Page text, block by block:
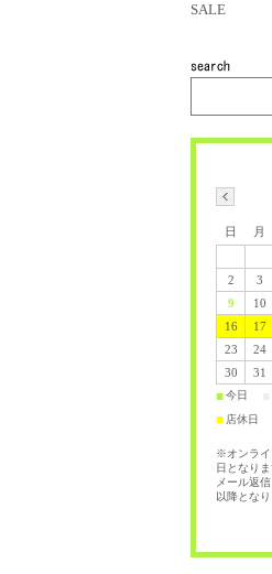
SALE
日 月
2
3
9
10
16
17
23
24
30
31
■今日
■ 店休日
※オンライ
日となりま
メール返
以降となり